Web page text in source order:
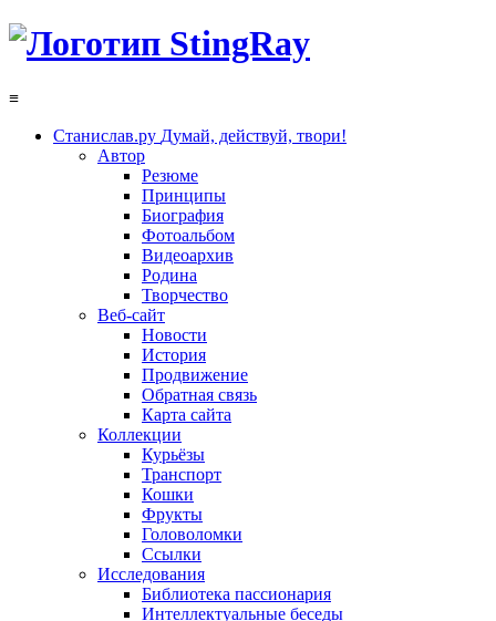
≡
Станислав.ру Думай, действуй, твори!
Автор
Резюме
Принципы
Биография
Фотоальбом
Видеоархив
Родина
Творчество
Веб-сайт
Новости
История
Продвижение
Обратная связь
Карта сайта
Коллекции
Курьёзы
Транспорт
Кошки
Фрукты
Головоломки
Ссылки
Исследования
Библиотека пассионария
Интеллектуальные беседы